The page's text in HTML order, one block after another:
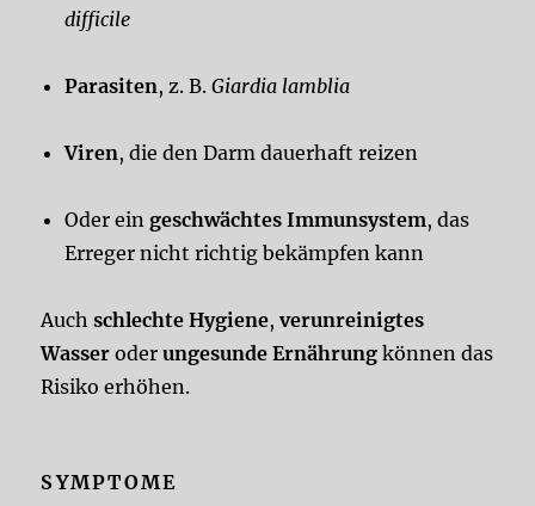
difficile
Parasiten, z. B.Giardia lamblia
Viren, die den Darm dauerhaft reizen
Oder eingeschwächtes Immunsystem, das
Erreger nicht richtig bekämpfen kann
Auchschlechte Hygiene,verunreinigtes
Wasser oderungesunde Ernährung können das
Risiko erhöhen.
SYMPTOME